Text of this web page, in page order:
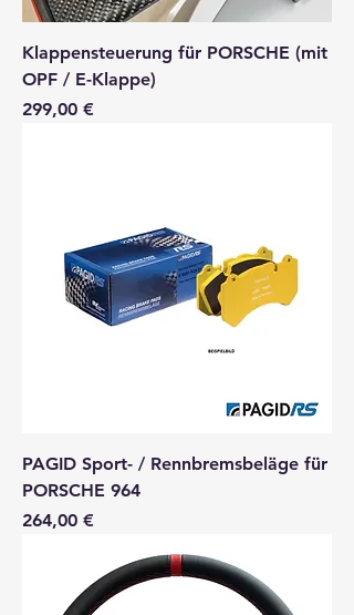
Klappensteuerung für PORSCHE (mit
OPF / E-Klappe)
Preis
299,00 €
PAGID Sport- / Rennbremsbeläge für
PORSCHE 964
Preis
264,00 €